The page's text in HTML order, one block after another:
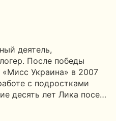
деятель,
После победы
Украина» в 2007
с подростками
десять лет Лика посе…